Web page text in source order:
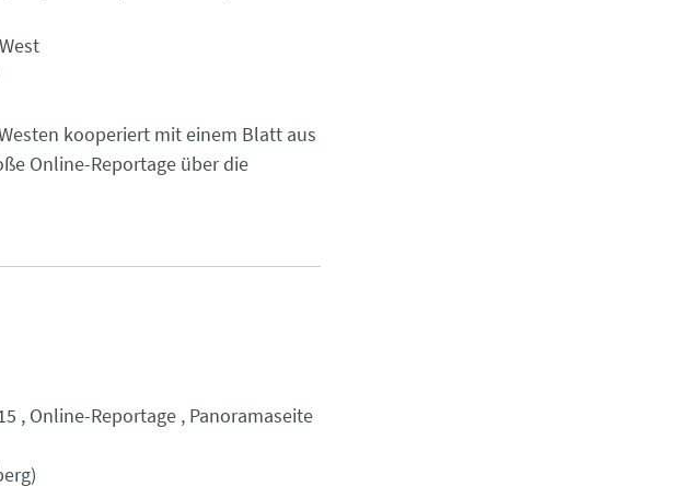
kooperiert mit einem Blatt aus
Online-Reportage über die
Online-Reportage Panoramaseite